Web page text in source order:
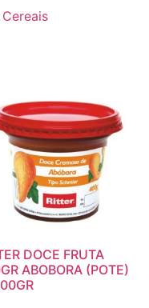
Cereais
DOCE FRUTA
ABOBORA (POTE)